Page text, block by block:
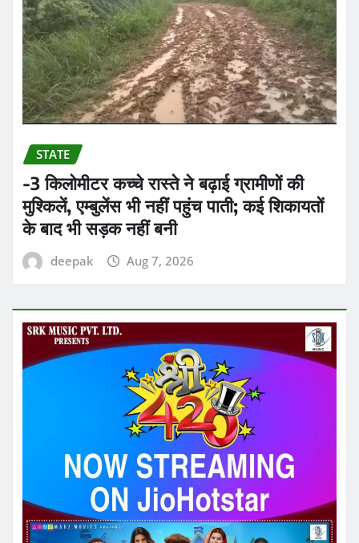
STATE
-3 किलोमीटर कच्चे रास्ते ने बढ़ाई ग्रामीणों की
मुश्किलें, एम्बुलेंस भी नहीं पहुंच पाती; कई शिकायतों
के बाद भी सड़क नहीं बनी
deepak Aug 7, 2026